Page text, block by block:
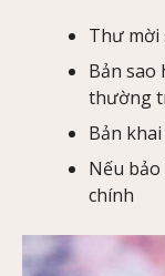
Thư mời
Bản sao
thường
Bản
Nếu
chính